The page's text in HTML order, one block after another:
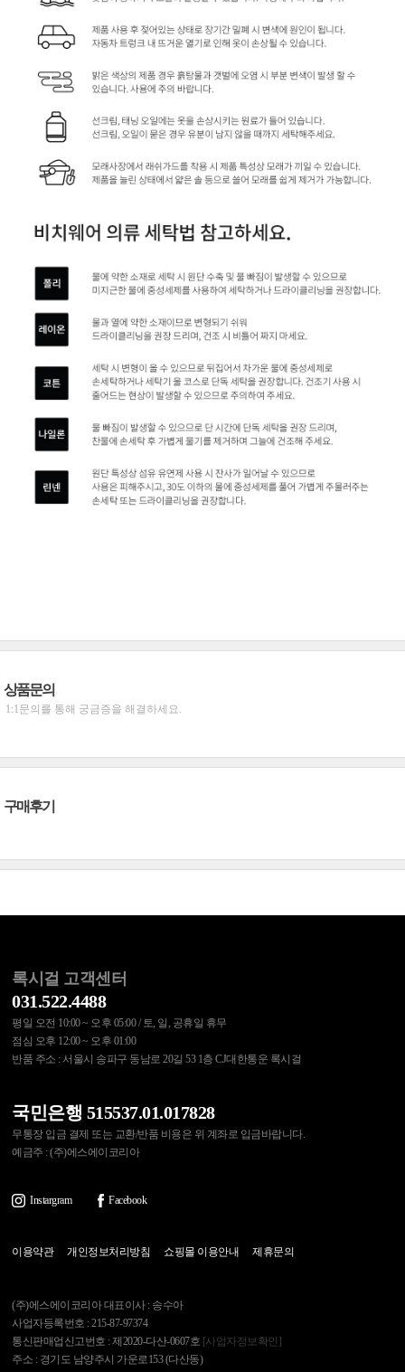
상품문의
1:1문의를 통해 궁금증을 해결하세요.
구매후기
록시걸 고객센터
031.522.4488
평일 오전 10:00 ~ 오후 05:00 / 토, 일, 공휴일 휴무
점심 오후 12:00 ~ 오후 01:00
반품 주소 : 서울시 송파구 동남로 20길 53 1층 CJ대한통운 록시걸
국민은행 515537.01.017828
무통장 입금 결제 또는 교환/반품 비용은 위 계좌로 입금바랍니다.
예금주 : (주)에스에이코리아
Instargram Facebook
이용약관 개인정보처리방침 쇼핑몰 이용안내 제휴문의
(주)에스에이코리아 대표이사 : 송수아
사업자등록번호 : 215-87-97374
통신판매업신고번호 : 제2020-다산-0607호 [사업자정보확인]
주소 : 경기도 남양주시 가운로153 (다산동)